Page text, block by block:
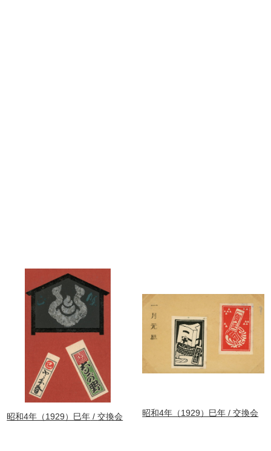
昭和4年（1929）巳年 交換会 昭和4年（1929）巳年 交換会